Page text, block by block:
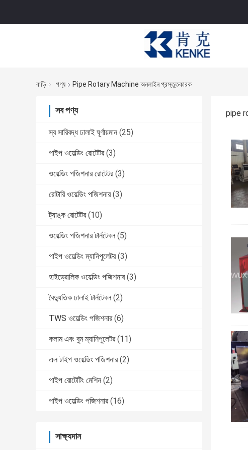
বাড়ি পণ্য Pipe Rotary Machine অনলাইন প্রস্তুতকারক
সব পণ্য
স্ব সারিবদ্ধ ঢালাই ঘূর্ণায়মান (25)
পাইপ ওয়েল্ডিং রোটেটর (3)
ওয়েল্ডিং পজিশনার রোটেটর (3)
রোটারি ওয়েল্ডিং পজিশনার (3)
ট্যাঙ্ক রোটেটর (10)
ওয়েল্ডিং পজিশনার টার্নটেবল (5)
পাইপ ওয়েল্ডিং ম্যানিপুলেটর (3)
হাইড্রোলিক ওয়েল্ডিং পজিশনার (3)
বৈদ্যুতিক ঢালাই টার্নটেবল (2)
TWS ওয়েল্ডিং পজিশনার (6)
কলাম এবং বুম ম্যানিপুলেটর (11)
এল টাইপ ওয়েল্ডিং পজিশনার (2)
পাইপ রোটেটিং মেশিন (2)
পাইপ ওয়েল্ডিং পজিশনার (16)
সাক্ষ্যদান
pipe